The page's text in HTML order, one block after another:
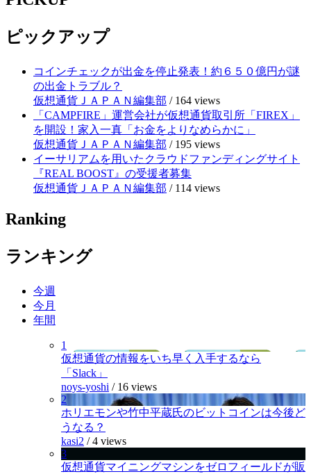
ピックアップ
コインチェックが出金を停止発表！約６５０億円が謎
の出金トラブル？
仮想通貨ＪＡＰＡＮ編集部 / 164 views
「CAMPFIRE」運営会社が仮想通貨取引所「FIREX」
を開設！家入一真「お金をよりなめらかに」
仮想通貨ＪＡＰＡＮ編集部 / 195 views
イーサリアムを用いたクラウドファンディングサイト
『REAL BOOST』の受援者募集
仮想通貨ＪＡＰＡＮ編集部 / 114 views
Ranking
ランキング
今週
今月
年間
1
仮想通貨の情報をいち早く入手するなら
「Slack」
noys-yoshi / 16 views
2
ホリエモンや竹中平蔵氏のビットコインは今後ど
うなる？
kasi2 /4 views
3
仮想通貨マイニングマシンをゼロフィールドが販